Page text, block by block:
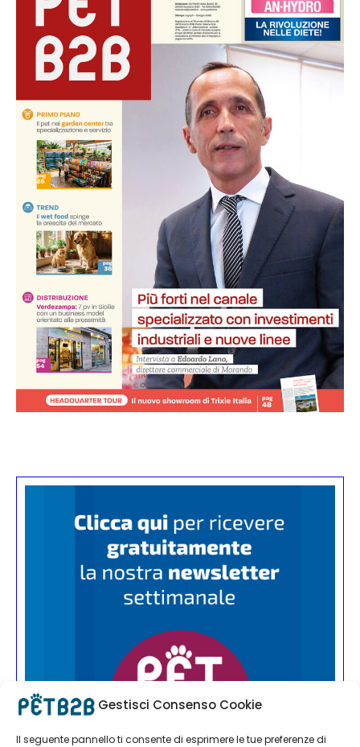
Gestisci Consenso Cookie
Il seguente pannello ti consente di esprimere le tue preferenze di